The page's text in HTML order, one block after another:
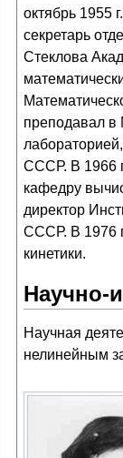
октябрь 1955
секретарь
Стеклова
преподавал в
СССР. В 1966
кафедру
директор
СССР. В 1976
кинетики.
Научно-
Научная
нелинейным